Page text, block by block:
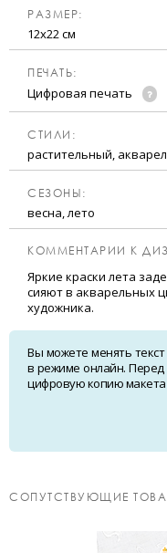
РАЗМЕР:
12х22 см
ПЕЧАТЬ:
Цифровая печать
CТИЛИ:
растительный,
CЕЗОНЫ:
весна, лето
КОММЕНТАРИИ К
Яркие краски лета
сияют в акварельных
художника.
Вы можете менять
в режиме онлайн.
цифровую копию макета
CОПУТСТВУЮЩИЕ